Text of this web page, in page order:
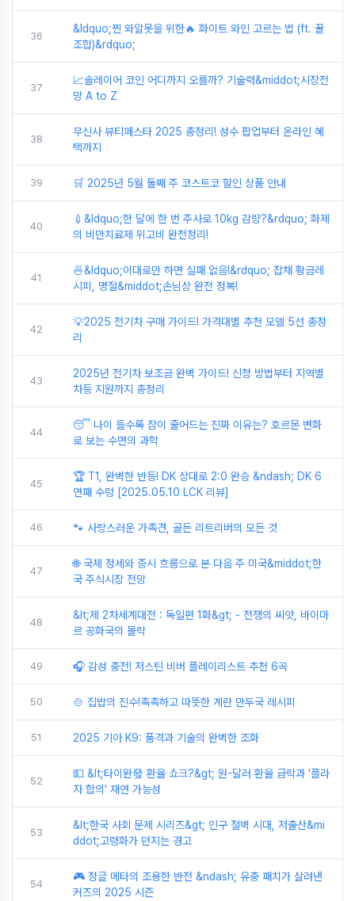
36
&ldquo;찐 와알못을 위한🔥 화이트 와인 고르는 법 (ft. 꿀
조합)&rdquo;
37
📈솔레이어 코인 어디까지 오를까? 기술력&middot;시장전
망 A to Z
38
무신사 뷰티페스타 2025 총정리! 성수 팝업부터 온라인 혜
택까지
39 🛒 2025년 5월 둘째 주 코스트코 할인 상품 안내
40
💉&ldquo;한 달에 한 번 주사로 10kg 감량?&rdquo; 화제
의 비만치료제 위고비 완전정리!
41
🍜&ldquo;이대로만 하면 실패 없음!&rdquo; 잡채 황금레
시피, 명절&middot;손님상 완전 정복!
42
💡2025 전기차 구매 가이드! 가격대별 추천 모델 5선 총정
리
43
2025년 전기차 보조금 완벽 가이드! 신청 방법부터 지역별
차등 지원까지 총정리
44
😴 나이 들수록 잠이 줄어드는 진짜 이유는? 호르몬 변화
로 보는 수면의 과학
45
🏆 T1, 완벽한 반등! DK 상대로 2:0 완승 &ndash; DK 6
연패 수렁 [2025.05.10 LCK 리뷰]
46 🐾 사랑스러운 가족견, 골든 리트리버의 모든 것
47
🌐 국제 정세와 증시 흐름으로 본 다음 주 미국&middot;한
국 주식시장 전망
48
&lt;제 2차세계대전 : 독일편 1화&gt; - 전쟁의 씨앗, 바이마
르 공화국의 몰락
49 🎧 감성 충전! 저스틴 비버 플레이리스트 추천 6곡
50 🍲 집밥의 진수!촉촉하고 따뜻한 계란 만두국 레시피
51 2025 기아 K9: 품격과 기술의 완벽한 조화
52
💵 &lt;타이완發 환율 쇼크?&gt; 원-달러 환율 급락과 '플라
자 합의' 재연 가능성
53
&lt;한국 사회 문제 시리즈&gt; 인구 절벽 시대, 저출산&mi
ddot;고령화가 던지는 경고
54
🎮 정글 메타의 조용한 반전 &ndash; 유충 패치가 살려낸
커즈의 2025 시즌